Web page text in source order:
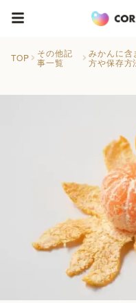
TOP
その他記
事一覧
みかんに含
方や保存方